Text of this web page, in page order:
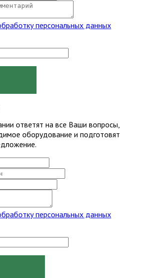
персональных данных
ответят на все Ваши вопросы,
оборудование и подготовят
персональных данных